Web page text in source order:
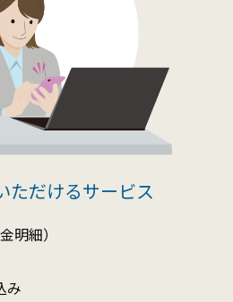
ただけるサービス
明細）
み